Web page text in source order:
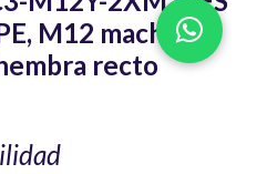
M12 macho
recto